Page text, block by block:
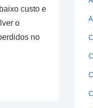
custo e
o
no